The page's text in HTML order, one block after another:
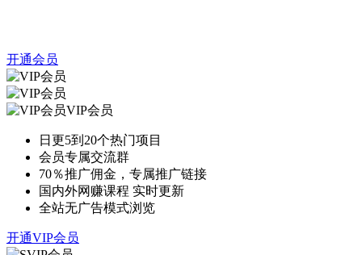
开通会员
VIP会员
日更5到20个热门项目
会员专属交流群
70％推广佣金，专属推广链接
国内外网赚课程 实时更新
全站无广告模式浏览
开通VIP会员